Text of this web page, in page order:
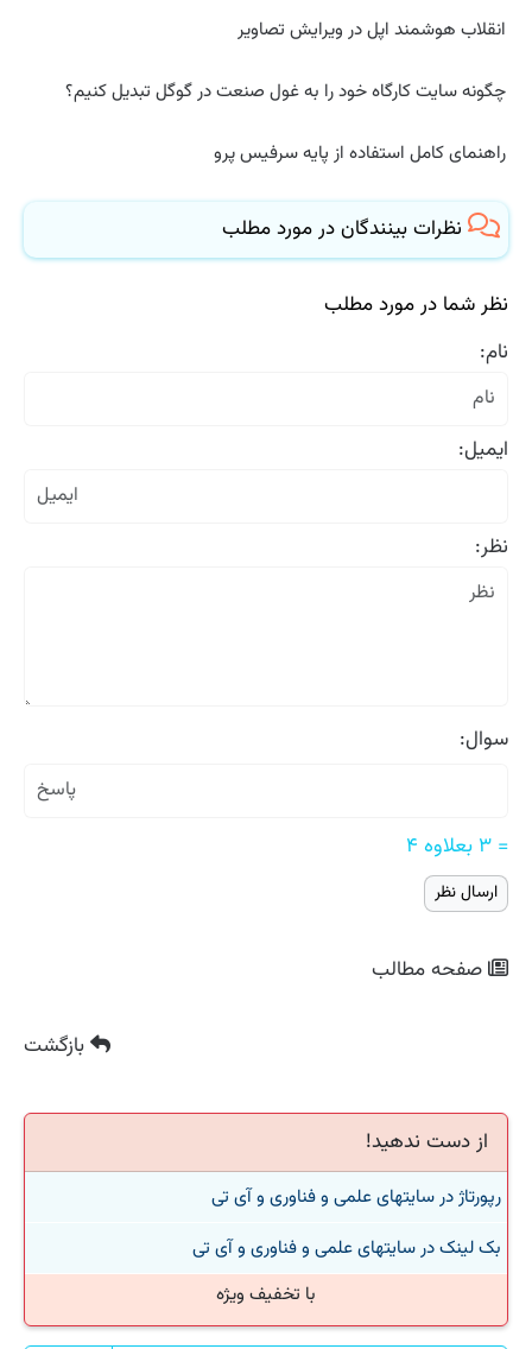
انقلاب هوشمند اپل در ویرایش تصاویر
چگونه سایت کارگاه خود را به غول صنعت در گوگل تبدیل کنیم؟
راهنمای کامل استفاده از پایه سرفیس پرو
نظرات بینندگان در مورد مطلب
نظر شما در مورد مطلب
نام:
ایمیل:
نظر:
سوال:
= ۳ بعلاوه ۴
صفحه مطالب
بازگشت
از دست ندهید!
رپورتاژ در سایتهای علمی و فناوری و آی تی
بک لینک در سایتهای علمی و فناوری و آی تی
با تخفیف ویژه